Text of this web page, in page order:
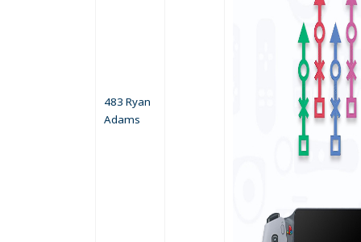
483 Ryan
Adams